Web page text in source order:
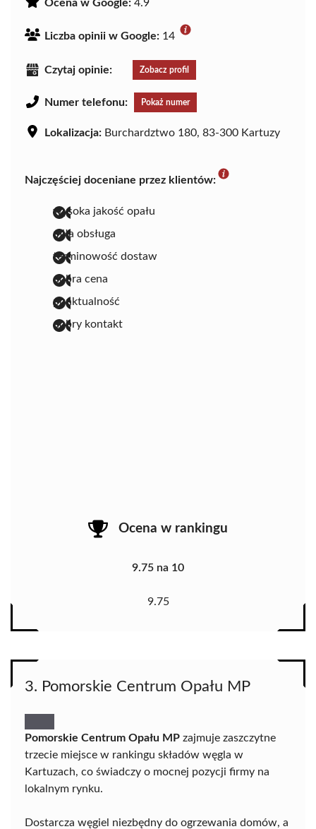
Ocena w Google: 4.9
Liczba opinii w Google: 14
Czytaj opinie: Zobacz profil
Numer telefonu: Pokaż numer
Lokalizacja: Burchardztwo 180, 83-300 Kartuzy
Najczęściej doceniane przez klientów:
wysoka jakość opału
miła obsługa
terminowość dostaw
dobra cena
punktualność
dobry kontakt
Ocena w rankingu
9.75 na 10
9.75
3. Pomorskie Centrum Opału MP
Pomorskie Centrum Opału MP zajmuje zaszczytne
trzecie miejsce w rankingu składów węgla w
Kartuzach, co świadczy o mocnej pozycji firmy na
lokalnym rynku.
Dostarcza węgiel niezbędny do ogrzewania domów, a